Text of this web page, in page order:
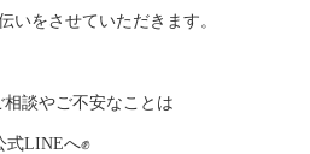
いをさせていただきます。
談やご不安なことは
式LINEへ✊